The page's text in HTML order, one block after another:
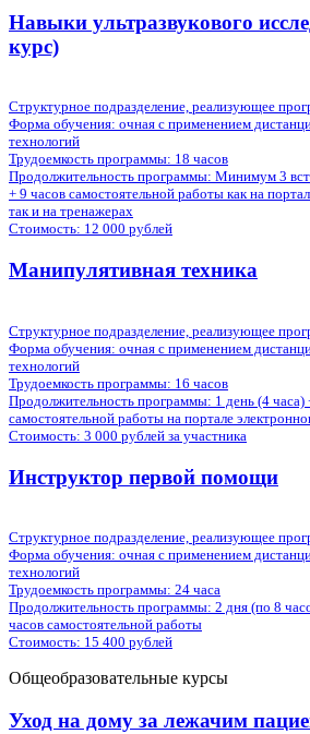
Навыки ультразвукового
курс)
Структурное подразделение, реализующее
Форма обучения: очная с применением
технологий
Трудоемкость программы: 18 часов
Продолжительность программы: Минимум 3
+ 9 часов самостоятельной работы как на
так и на тренажерах
Стоимость: 12 000 рублей
Манипулятивная техника
Структурное подразделение, реализующее
Форма обучения: очная с применением
технологий
Трудоемкость программы: 16 часов
Продолжительность программы: 1 день (4 часа)
самостоятельной работы на портале
Стоимость: 3 000 рублей за участника
Инструктор первой помощи
Структурное подразделение, реализующее
Форма обучения: очная с применением
технологий
Трудоемкость программы: 24 часа
Продолжительность программы: 2 дня (по 8
часов самостоятельной работы
Стоимость: 15 400 рублей
Общеобразовательные курсы
Уход на дому за лежачим